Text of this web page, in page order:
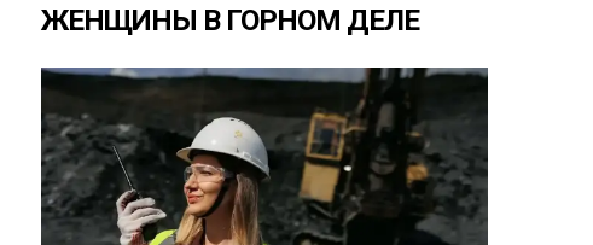
ЖЕНЩИНЫ В ГОРНОМ ДЕЛЕ